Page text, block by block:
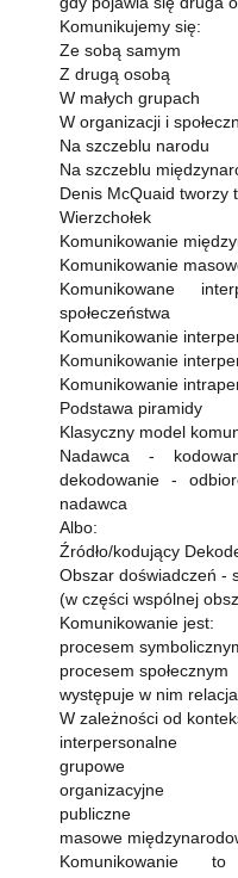
Komunikujemy się:
Ze sobą samym
Z drugą osobą
W małych grupach
W organizacji i
Na szczeblu narodu
Na szczeblu
Denis McQuaid tworzy
Wierzchołek
Komunikowanie
Komunikowanie
Komunikowane
społeczeństwa
Komunikowanie
Komunikowanie
Komunikowanie
Podstawa piramidy
Klasyczny model
Nadawca -
dekodowanie -
nadawca
Albo:
Źródło/kodujący
Obszar doświadczeń -
(w części wspólnej
Komunikowanie jest:
procesem
procesem społecznym
występuje w nim
W zależności od
interpersonalne
grupowe
organizacyjne
publiczne
masowe
Komunikowanie